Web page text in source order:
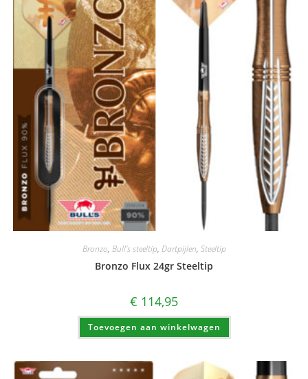
Bronzo, Bull's steeltip, Dartpijlen, Steeltip
Bronzo Flux 24gr Steeltip
€ 114,95
Toevoegen aan winkelwagen